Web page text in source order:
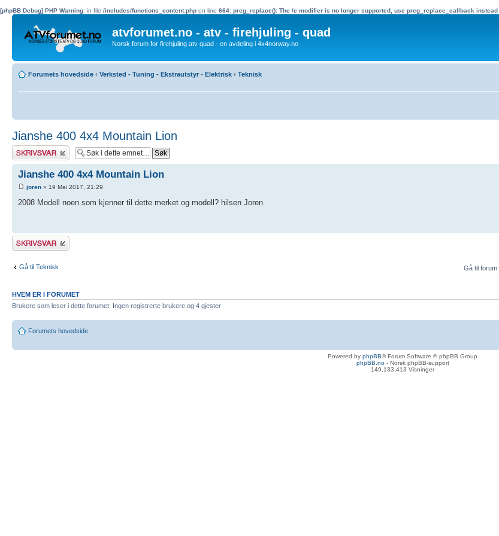
[phpBB Debug] PHP Warning: in file /includes/functions_content.php on line 664: preg_replace(): The /e modifier is no longer supported, use preg_replace_callback instead
atvforumet.no - atv - firehjuling - quad
Norsk forum for firehjuling atv quad - en avdeling i 4x4norway.no
Forumets hovedside ‹ Verksted - Tuning - Ekstrautstyr - Elektrisk ‹ Teknisk
Jianshe 400 4x4 Mountain Lion
Skriv et svar
Jianshe 400 4x4 Mountain Lion
joren » 19 Mai 2017, 21:29
2008 Modell noen som kjenner til dette merket og modell? hilsen Joren
Skriv et svar
Gå til Teknisk Gå til forum:
HVEM ER I FORUMET
Brukere som leser i dette forumet: Ingen registrerte brukere og 4 gjester
Forumets hovedside
Powered by phpBB® Forum Software © phpBB Group
phpBB.no- Norsk phpBB-support
149,133,413 Visninger